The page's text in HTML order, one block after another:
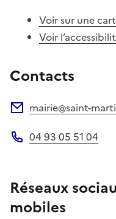
Voir sur une
Voir
Contacts
mairie@saint-
04 93 05 51 04
Réseaux
mobiles